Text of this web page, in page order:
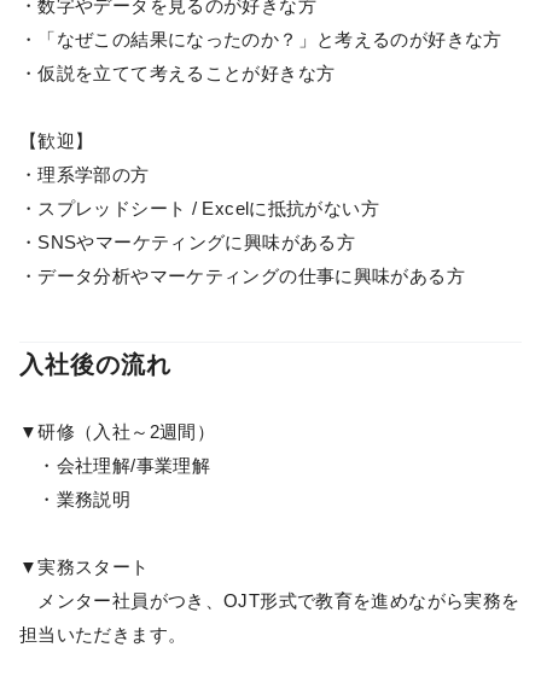
・数字やデータを見るのが好きな方
・「なぜこの結果になったのか？」と考えるのが好きな方
・仮説を立てて考えることが好きな方
【歓迎】
・理系学部の方
・スプレッドシート / Excelに抵抗がない方
・SNSやマーケティングに興味がある方
・データ分析やマーケティングの仕事に興味がある方
入社後の流れ
▼研修（入社～2週間）
・会社理解/事業理解
・業務説明
▼実務スタート
メンター社員がつき、OJT形式で教育を進めながら実務を
担当いただきます。